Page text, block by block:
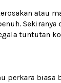
atau
tuntutan
perkara biasa